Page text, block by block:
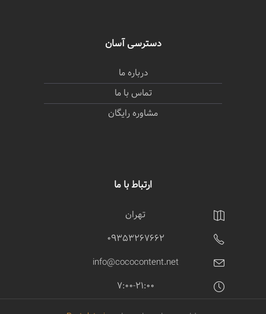
دسترسی آسان
درباره ما
تماس با ما
مشاوره رایگان
ارتباط با ما
تهران
09353267662
info@cococontent.net
7:00-21:00